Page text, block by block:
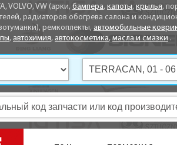
VOLVO, VW (арки, бампера, капоты, крылья,
радиаторов обогрева салона и
ремкоплекты, автомобильные
, автохимия, автокосметика, масла и смазки .